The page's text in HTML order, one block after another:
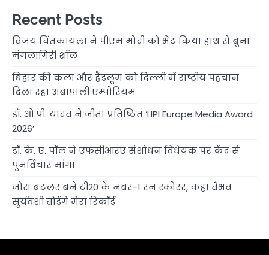
Recent Posts
विजय चिंतकायला ने पीएम मोदी को भेंट किया हाथ से बुना
मंगलागिरी शॉल
बिहार की कला और हैंडलूम को दिल्ली में राष्ट्रीय पहचान
दिला रहा अंबापाली एम्पोरियम
डॉ. ओ.पी. यादव ने जीता प्रतिष्ठित ‘LIPI Europe Media Award
2026’
डॉ. के. ए. पॉल ने एफसीआरए संशोधन विधेयक पर केंद्र से
पुनर्विचार मांगा
जोस बटलर बने टी20 के नंबर-1 रन स्कोरर, कहा वैभव
सूर्यवंशी तोड़ेंगे मेरा रिकॉर्ड